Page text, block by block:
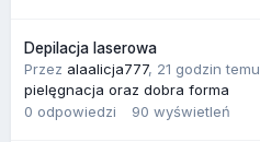
Depilacja laserowa
Przez alaalicja777, 21 godzin temu
pielęgnacja oraz dobra forma
0 odpowiedzi 90 wyświetleń